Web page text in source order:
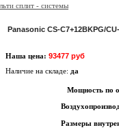
сплит - cистемы
Panasonic CS-C7+12BKPG/
Наша цена: 93477 руб
Наличие на складе: да
Мощность по
Размеры